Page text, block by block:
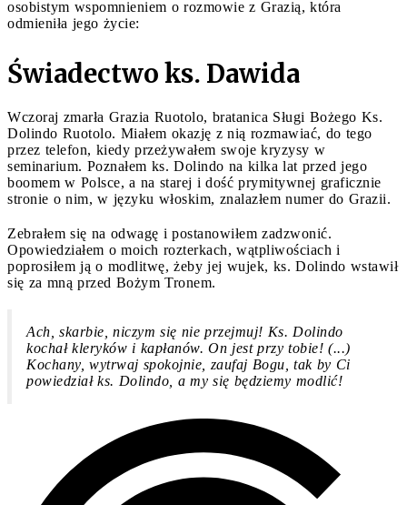
osobistym wspomnieniem o rozmowie z Grazią, która
odmieniła jego życie:
Świadectwo ks. Dawida
Wczoraj zmarła Grazia Ruotolo, bratanica Sługi Bożego Ks.
Dolindo Ruotolo. Miałem okazję z nią rozmawiać, do tego
przez telefon, kiedy przeżywałem swoje kryzysy w
seminarium. Poznałem ks. Dolindo na kilka lat przed jego
boomem w Polsce, a na starej i dość prymitywnej graficznie
stronie o nim, w języku włoskim, znalazłem numer do Grazii.
Zebrałem się na odwagę i postanowiłem zadzwonić.
Opowiedziałem o moich rozterkach, wątpliwościach i
poprosiłem ją o modlitwę, żeby jej wujek, ks. Dolindo wstawił
się za mną przed Bożym Tronem.
Ach, skarbie, niczym się nie przejmuj! Ks. Dolindo
kochał kleryków i kapłanów. On jest przy tobie! (...)
Kochany, wytrwaj spokojnie, zaufaj Bogu, tak by Ci
powiedział ks. Dolindo, a my się będziemy modlić!